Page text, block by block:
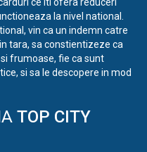
ce iti ofera reduceri
la nivel national.
vin ca un indemn catre
tara, sa constientizeze ca
frumoase, fie ca sunt
si sa le descopere in mod
TOP CITY